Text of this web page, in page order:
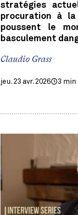
stratégies
procuration à la
poussent le
basculement
Claudio Grass
jeu. 23 avr. 2026 3 min